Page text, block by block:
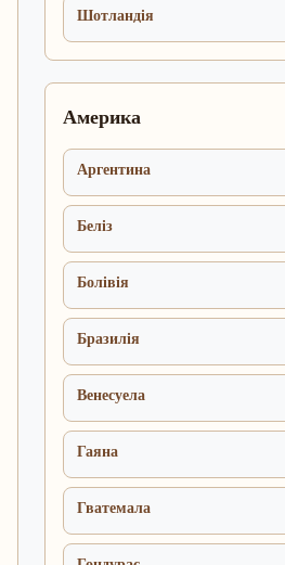
Шотландія
Америка
Аргентина
Беліз
Болівія
Бразилія
Венесуела
Гаяна
Гватемала